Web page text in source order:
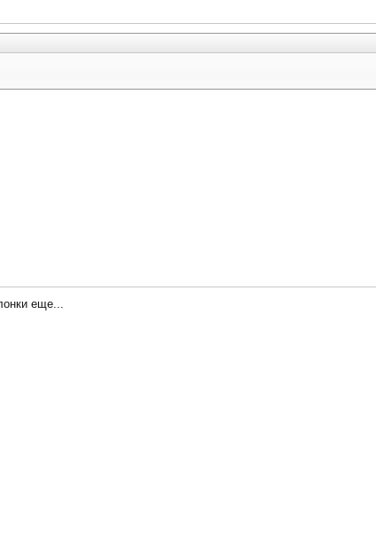
еще...